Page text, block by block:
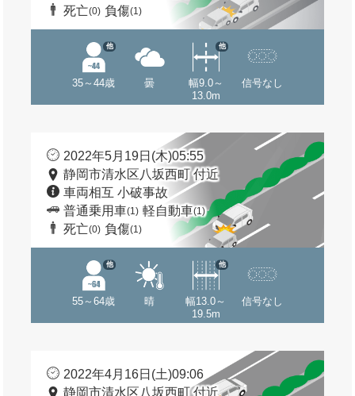
死亡(0) 負傷(1)
35～44歳
他
曇
幅9.0～
13.0m
他
信号なし
2022年5月19日(木)05:55
静岡市清水区八坂西町 付近
車両相互 小破事故
普通乗用車(1) 軽自動車(1)
死亡(0) 負傷(1)
55～64歳
他
晴
幅13.0～
19.5m
他
信号なし
2022年4月16日(土)09:06
静岡市清水区八坂西町 付近